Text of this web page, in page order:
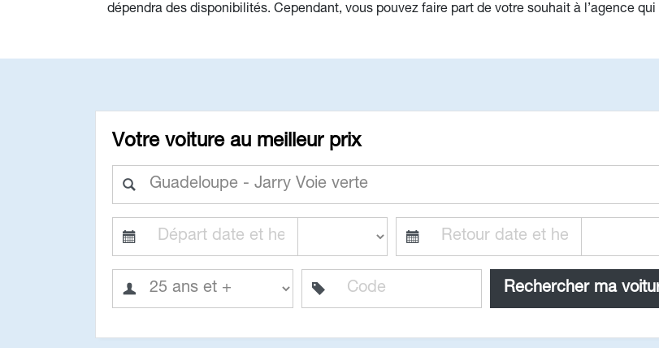
dépendra des disponibilités. Cependant, vous pouvez faire part de votre souhait à l’agence
Votre voiture au meilleur prix
Rechercher ma